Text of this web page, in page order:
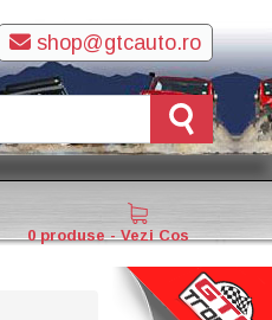
shop@gtcauto.ro
0 produse - Vezi Cos